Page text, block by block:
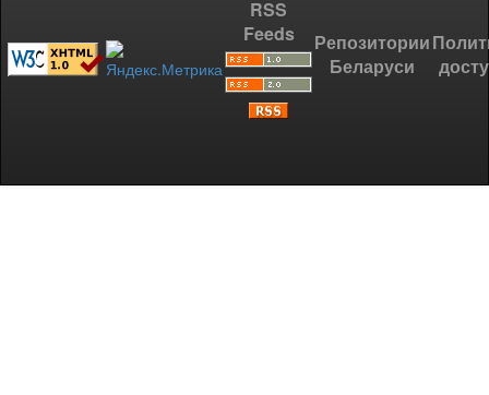
RSS
Feeds
Репозитории
Беларуси